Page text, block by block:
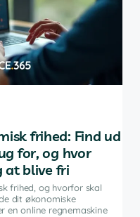
frihed: Find ud
for, og hvor
at blive fri
frihed, og hvorfor skal
dit økonomiske
en online regnemaskine